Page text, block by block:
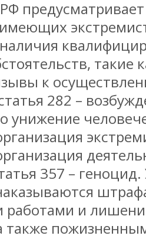
такие
к
282 –
унижение
357 –
работами и
также